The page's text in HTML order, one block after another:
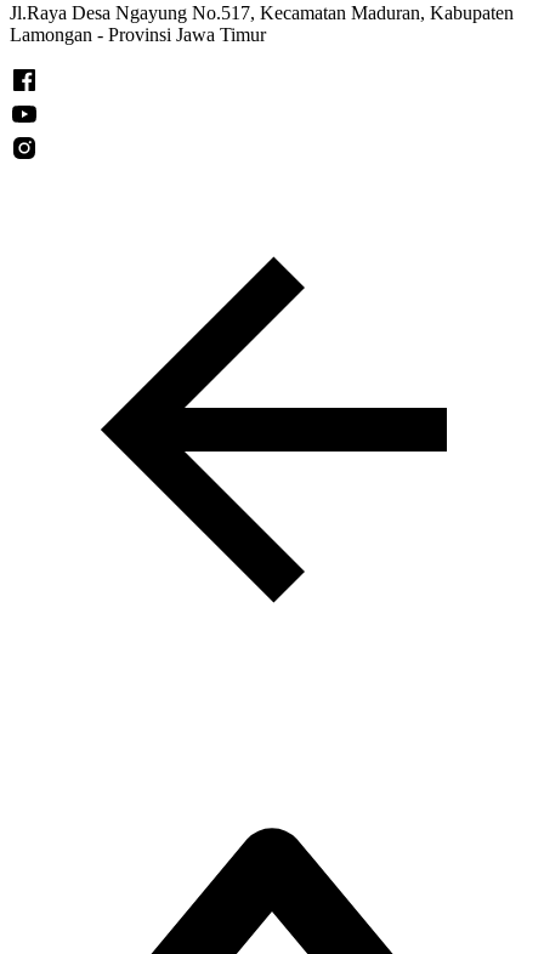
Jl.Raya Desa Ngayung No.517, Kecamatan Maduran, Kabupaten
Lamongan - Provinsi Jawa Timur